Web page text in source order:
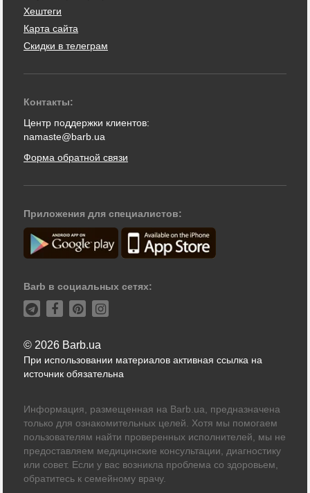
Хештеги
Карта сайта
Скидки в телеграм
Контакты:
Центр поддержки клиентов:
namaste@barb.ua
Форма обратной связи
Приложения для специалистов:
Barb в социальных сетях:
© 2026 Barb.ua
При использовании материалов активная ссылка на
источник обязательна
Информация, размещенная на Barb.ua, предназначена
только для ознакомительных целей. Хотя мы помогаем
пользователям найти проверенных исполнителей, мы не
предоставляем медицинские консультации, диагностику
или совет. Если у вас возникла проблема со здоровьем,
обратитесь к семейному врачу.